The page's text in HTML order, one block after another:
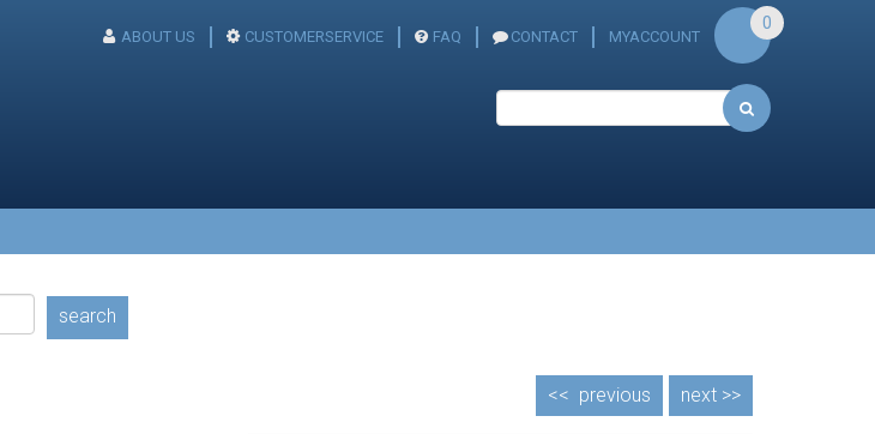
ABOUT US CUSTOMERSERVICE FAQ CONTACT MYACCOUNT
0
search
next >>
<< previous